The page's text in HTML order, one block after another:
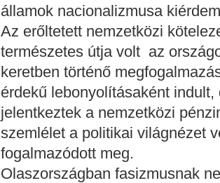
államok nacionalizmusa
Az erőltetett nemzetközi
természetes útja volt az
keretben történő
érdekű lebonyolításaként
jelentkeztek a nemzetközi
szemlélet a politikai világnézet
fogalmazódott meg.
Olaszországban fasizmusnak